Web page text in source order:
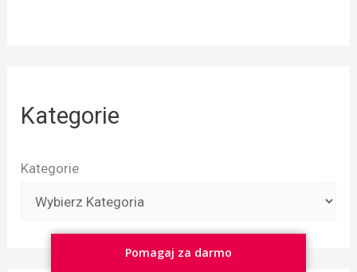
Kategorie
Kategorie
Pomagaj za darmo